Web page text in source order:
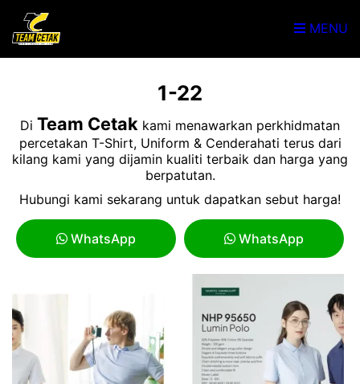
MENU
1-22
Di Team Cetak kami menawarkan perkhidmatan
percetakan T-Shirt, Uniform & Cenderahati terus dari
kilang kami yang dijamin kualiti terbaik dan harga yang
berpatutan.
Hubungi kami sekarang untuk dapatkan sebut harga!
WhatsApp WhatsApp